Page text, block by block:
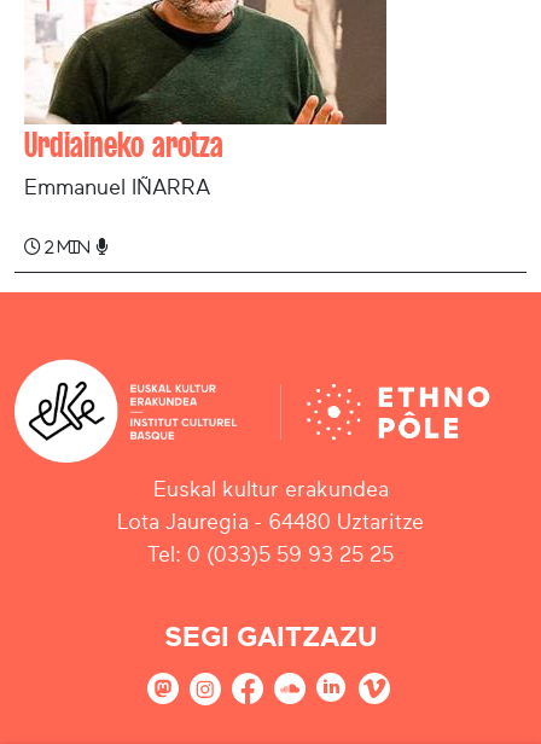
Urdiaineko arotza
Emmanuel IÑARRA
2 min
Euskal kultur erakundea
Lota Jauregia - 64480 Uztaritze
Tel: 0 (033)5 59 93 25 25
SEGI GAITZAZU